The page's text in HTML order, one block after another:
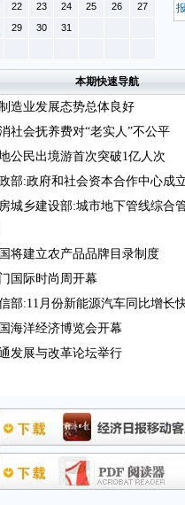
22 23 24 25 26
27
29 30 31
本期快速导航
造业发展态势总体良好
社会抚养费对“老实人”不公平
公民出境游首次突破1亿人次
部:政府和社会资本合作中心成
城乡建设部:城市地下管线综合
将建立农产品品牌目录制度
国际时尚周开幕
部:11月份新能源汽车同比增长
海洋经济博览会开幕
发展与改革论坛举行